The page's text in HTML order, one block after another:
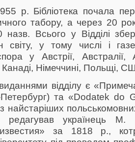
р. Бібліотека почала
табору, а через 20
Всього у Відділі
світу, у тому числі і
у Австрії, Австралії,
Канаді, Німеччині, Польщі,
відділу є
та «Dodatek do
українець М.
известия» за 1818 р.,